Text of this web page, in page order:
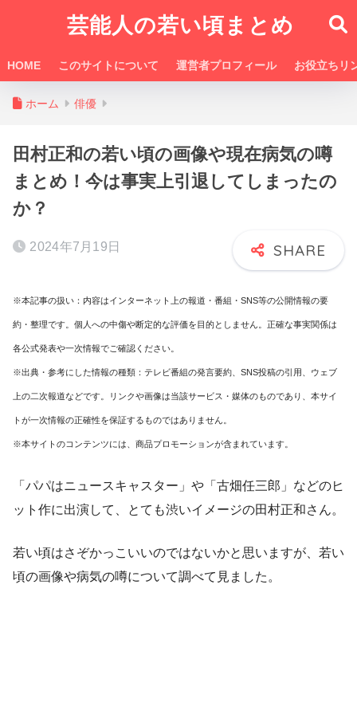
芸能人の若い頃まとめ
HOME このサイトについて 運営者プロフィール お役立ちリ
ホーム 俳優
田村正和の若い頃の画像や現在病気の噂
まとめ！今は事実上引退してしまったの
か？
2024年7月19日
※本記事の扱い：内容はインターネット上の報道・番組・SNS等の公開情報の要
約・整理です。個人への中傷や断定的な評価を目的としません。正確な事実関係は
各公式発表や一次情報でご確認ください。
※出典・参考にした情報の種類：テレビ番組の発言要約、SNS投稿の引用、ウェブ
上の二次報道などです。リンクや画像は当該サービス・媒体のものであり、本サイ
トが一次情報の正確性を保証するものではありません。
※本サイトのコンテンツには、商品プロモーションが含まれています。
「パパはニュースキャスター」や「古畑任三郎」などのヒ
ット作に出演して、とても渋いイメージの田村正和さん。
若い頃はさぞかっこいいのではないかと思いますが、若い
頃の画像や病気の噂について調べて見ました。